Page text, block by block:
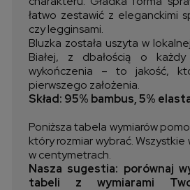
łatwo zestawić z eleganckimi
czy legginsami.
Bluzka została uszyta w
Białej, z dbałością o
wykończenia – to jakość,
pierwszego założenia.
Skład: 95% bambus, 5%
Poniższa tabela wymiarów
który rozmiar wybrać.
w centymetrach.
Nasza sugestia: porównaj
tabeli z wymiarami